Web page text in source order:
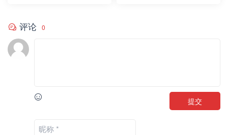
评论 0
提交